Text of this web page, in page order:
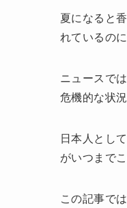
夏になると
れているの
ニュースで
危機的な状
日本人とし
がいつまで
この記事で